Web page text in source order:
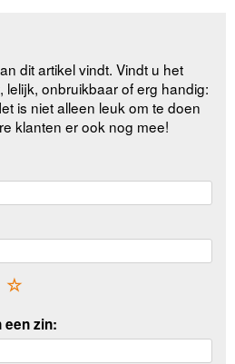
dit artikel vindt. Vindt u het
lelijk, onbruikbaar of erg handig:
is niet alleen leuk om te doen
klanten er ook nog mee!
☆
een zin: